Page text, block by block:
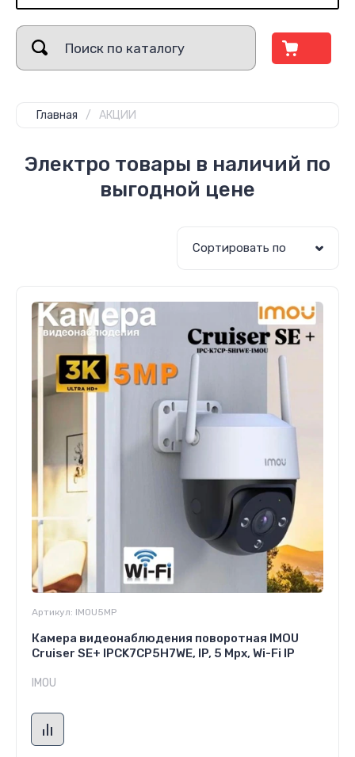
Главная / АКЦИИ
Электро товары в наличий по
выгодной цене
Сортировать по
Артикул: IMOU5MP
Камера видеонаблюдения поворотная IMOU
Cruiser SE+ IPCK7CP5H7WE, IP, 5 Mpx, Wi-Fi IP
IMOU